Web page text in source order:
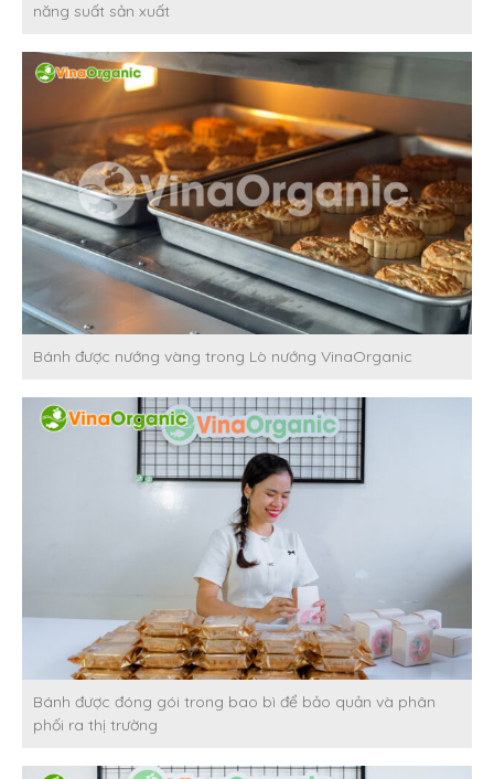
năng suất sản xuất
Bánh được nướng vàng trong Lò nướng VinaOrganic
Bánh được đóng gói trong bao bì để bảo quản và phân
phối ra thị trường